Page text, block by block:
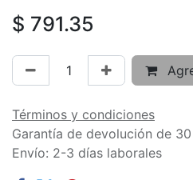
$ 791.35
Términos y condiciones
Garantía de devolución de
Envío: 2-3 días laborales